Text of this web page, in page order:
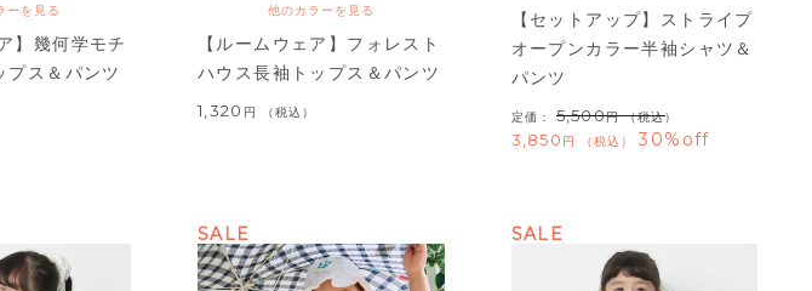
ーを見る
】幾何学モチ
プス＆パンツ
他のカラーを見る
【ルームウェア】フォレスト
ハウス長袖トップス＆パンツ
1,320 税込
【セットアップ】ストライプ
オープンカラー半袖シャツ＆
パンツ
定価： 5,500 （税込）
3,850 税込 30%off
SALE SALE